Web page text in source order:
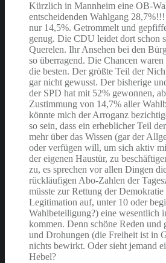
Kürzlich in Mannheim eine OB-
entscheidenden Wahlgang
nur 14,5%. Getrommelt und
genug. Die CDU leidet dort schon
Querelen. Ihr Ansehen bei den
so überragend. Die Chancen
die besten. Der größte Teil der
gar nicht gewusst. Der bisherige
der SPD hat mit 52% gewonnen,
Zustimmung von 14,7% aller
könnte mich der Arroganz
so sein, dass ein erheblicher Teil
mehr über das Wissen (gar der
oder verfügen will, um sich aktiv
der eigenen Haustür, zu
zu, es sprechen vor allen Dingen
rückläufigen Abo-Zahlen der
müsste zur Rettung der
Legitimation auf, unter 10 oder
Wahlbeteiligung?) eine wesentlich
kommen. Denn schöne Reden
und Drohungen (die Freiheit ist in
nichts bewirkt. Oder sieht jemand
Hebel?